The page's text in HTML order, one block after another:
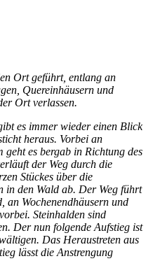
Ort geführt, entlang an
Quereinhäusern und
Ort verlassen.
es immer wieder einen Blick
heraus. Vorbei an
geht es bergab in Richtung des
der Weg durch die
Stückes über die
in den Wald ab. Der Weg führt
an Wochenendhäusern und
Steinhalden sind
Der nun folgende Aufstieg ist
Das Heraustreten aus
lässt die Anstrengung